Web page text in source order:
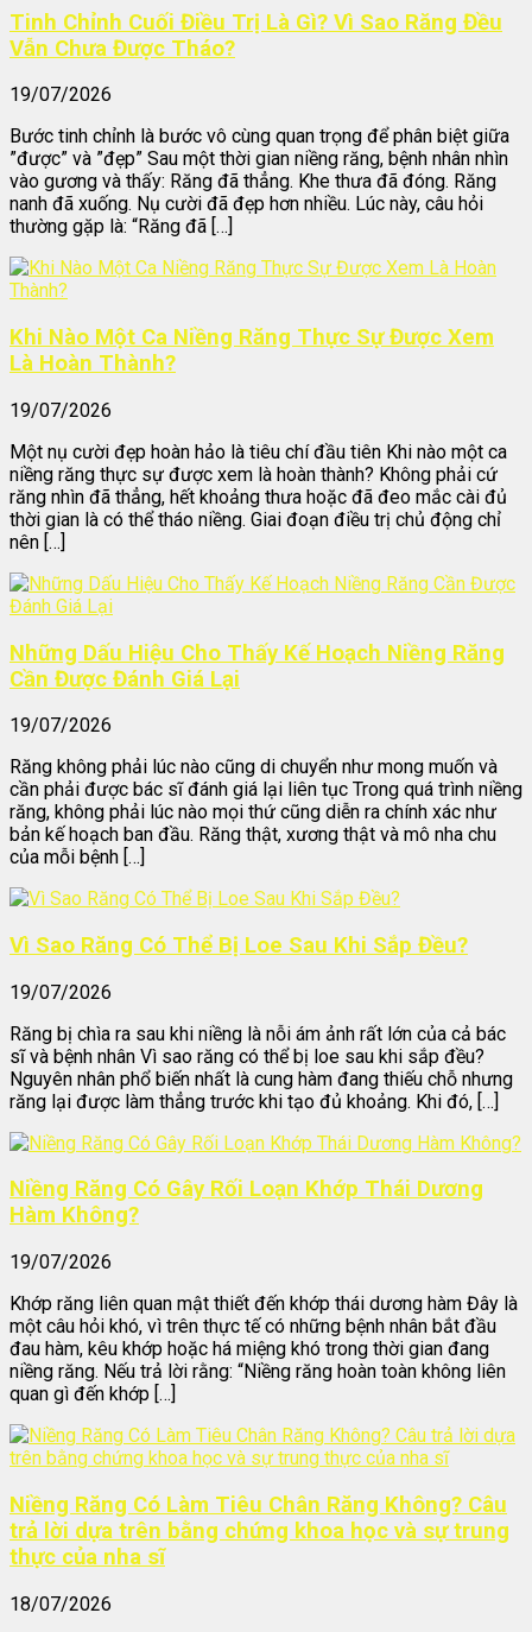
Tinh Chỉnh Cuối Điều Trị Là Gì? Vì Sao Răng Đều
Vẫn Chưa Được Tháo?
19/07/2026
Bước tinh chỉnh là bước vô cùng quan trọng để phân biệt giữa
”được” và ”đẹp” Sau một thời gian niềng răng, bệnh nhân nhìn
vào gương và thấy: Răng đã thẳng. Khe thưa đã đóng. Răng
nanh đã xuống. Nụ cười đã đẹp hơn nhiều. Lúc này, câu hỏi
thường gặp là: “Răng đã […]
Khi Nào Một Ca Niềng Răng Thực Sự Được Xem
Là Hoàn Thành?
19/07/2026
Một nụ cười đẹp hoàn hảo là tiêu chí đầu tiên Khi nào một ca
niềng răng thực sự được xem là hoàn thành? Không phải cứ
răng nhìn đã thẳng, hết khoảng thưa hoặc đã đeo mắc cài đủ
thời gian là có thể tháo niềng. Giai đoạn điều trị chủ động chỉ
nên […]
Những Dấu Hiệu Cho Thấy Kế Hoạch Niềng Răng
Cần Được Đánh Giá Lại
19/07/2026
Răng không phải lúc nào cũng di chuyển như mong muốn và
cần phải được bác sĩ đánh giá lại liên tục Trong quá trình niềng
răng, không phải lúc nào mọi thứ cũng diễn ra chính xác như
bản kế hoạch ban đầu. Răng thật, xương thật và mô nha chu
của mỗi bệnh […]
Vì Sao Răng Có Thể Bị Loe Sau Khi Sắp Đều?
19/07/2026
Răng bị chìa ra sau khi niềng là nỗi ám ảnh rất lớn của cả bác
sĩ và bệnh nhân Vì sao răng có thể bị loe sau khi sắp đều?
Nguyên nhân phổ biến nhất là cung hàm đang thiếu chỗ nhưng
răng lại được làm thẳng trước khi tạo đủ khoảng. Khi đó, […]
Niềng Răng Có Gây Rối Loạn Khớp Thái Dương
Hàm Không?
19/07/2026
Khớp răng liên quan mật thiết đến khớp thái dương hàm Đây là
một câu hỏi khó, vì trên thực tế có những bệnh nhân bắt đầu
đau hàm, kêu khớp hoặc há miệng khó trong thời gian đang
niềng răng. Nếu trả lời rằng: “Niềng răng hoàn toàn không liên
quan gì đến khớp […]
Niềng Răng Có Làm Tiêu Chân Răng Không? Câu
trả lời dựa trên bằng chứng khoa học và sự trung
thực của nha sĩ
18/07/2026